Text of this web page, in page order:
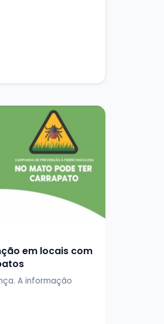
em locais com
A informação